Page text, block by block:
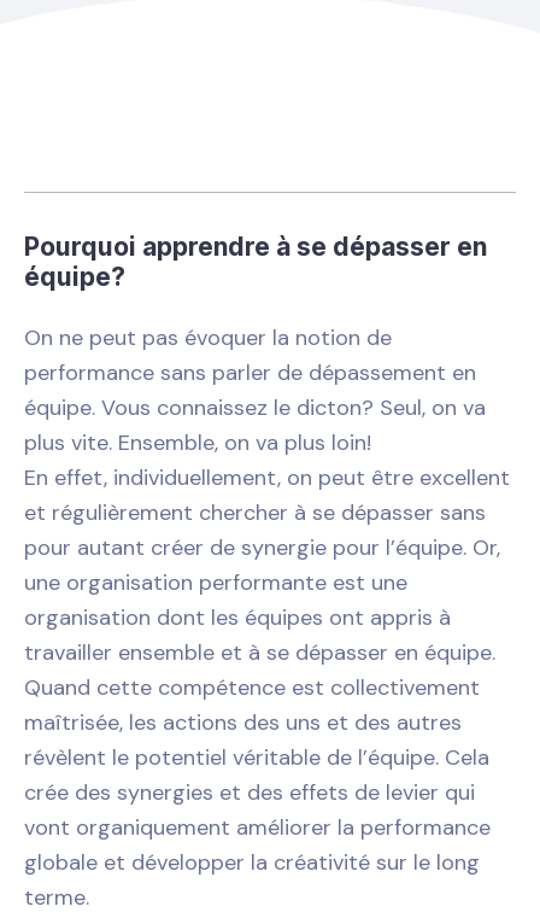
Pourquoi apprendre à se dépasser en
équipe?
On ne peut pas évoquer la notion de
performance sans parler de dépassement en
équipe. Vous connaissez le dicton? Seul, on va
plus vite. Ensemble, on va plus loin!
En effet, individuellement, on peut être excellent
et régulièrement chercher à se dépasser sans
pour autant créer de synergie pour l’équipe. Or,
une organisation performante est une
organisation dont les équipes ont appris à
travailler ensemble et à se dépasser en équipe.
Quand cette compétence est collectivement
maîtrisée, les actions des uns et des autres
révèlent le potentiel véritable de l’équipe. Cela
crée des synergies et des effets de levier qui
vont organiquement améliorer la performance
globale et développer la créativité sur le long
terme.